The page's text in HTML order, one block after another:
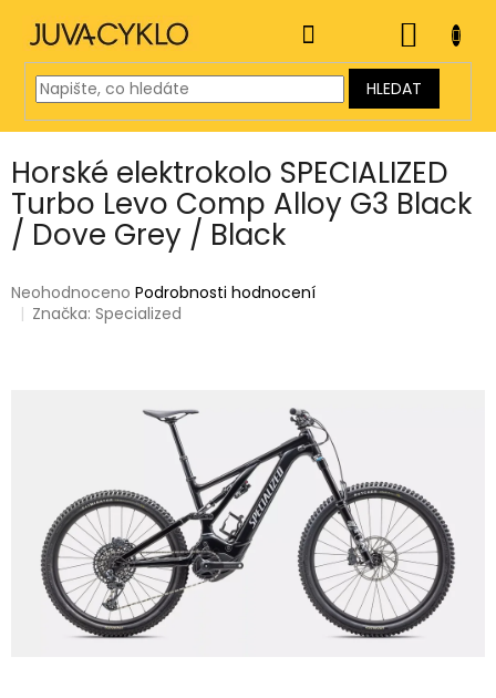
obsah
HLEDAT
KOŠÍK
Horské elektrokolo SPECIALIZED
Turbo Levo Comp Alloy G3 Black
/ Dove Grey / Black
Průměrné
hodnocení
Neohodnoceno Podrobnosti hodnocení
Značka:Specialized